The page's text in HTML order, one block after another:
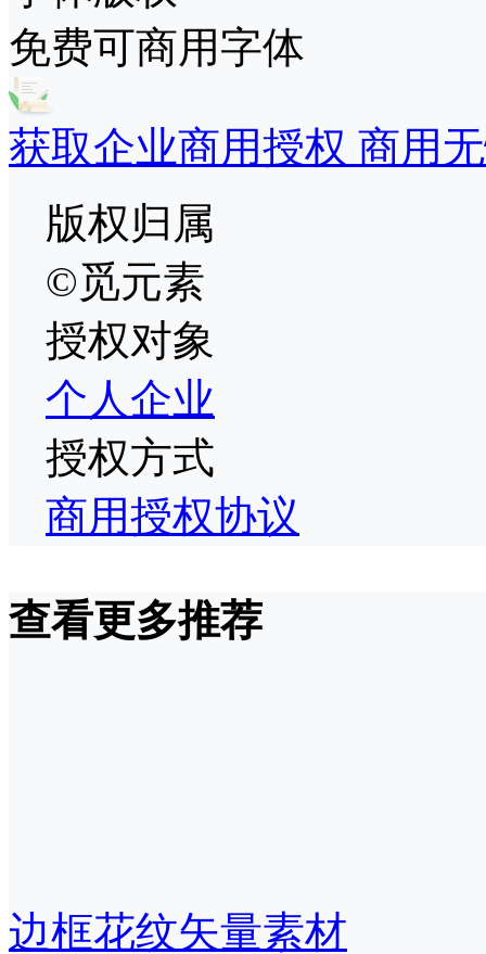
免费可商用字体
获取企业商用授权 商用
版权归属
©觅元素
授权对象
个人企业
授权方式
商用授权协议
查看更多推荐
边框花纹矢量素材